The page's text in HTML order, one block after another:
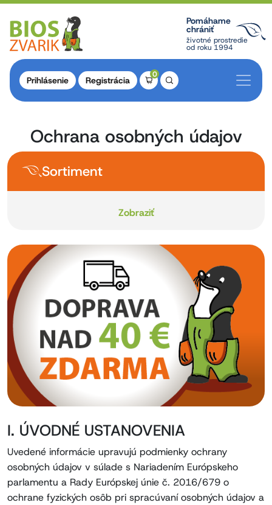
Pomáhame
chrániť
životné prostredie
od roku 1994
Prihlásenie Registrácia
0
Ochrana osobných údajov
Sortiment
Zobraziť
I. ÚVODNÉ USTANOVENIA
Uvedené informácie upravujú podmienky ochrany
osobných údajov v súlade s Nariadením Európskeho
parlamentu a Rady Európskej únie č. 2016/679 o
ochrane fyzických osôb pri spracúvaní osobných údajov a